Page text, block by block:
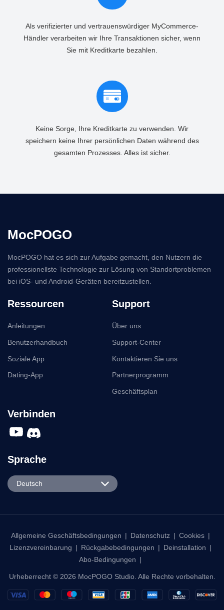
Als verifizierter und vertrauenswürdiger MyCommerce-
Händler verarbeiten wir Ihre Transaktionen sicher, wenn
Sie mit Kreditkarte bezahlen.
Keine Sorge, Ihre Kreditkarte zu verwenden. Wir
speichern keine Ihrer persönlichen Daten während des
gesamten Prozesses. Alles ist sicher.
MocPOGO
MocPOGO hat es sich zur Aufgabe gemacht, den Nutzern die
professionellste Technologie zur Lösung von Standortproblemen
bei iOS- und Android-Geräten bereitzustellen.
Ressourcen
Anleitungen
Benutzerhandbuch
Soziale App
Dating-App
Support
Über uns
Support-Center
Kontaktieren Sie uns
Partnerprogramm
Geschäftsplan
Verbinden
Sprache
Deutsch
Português
日本語
한국어
Deutsch
Allgemeine Geschäftsbedingungen | Datenschutz | Cookies |
Lizenzvereinbarung | Rückgabebedingungen | Deinstallation |
Abo-Bedingungen |
Urheberrecht © 2026 MocPOGO Studio. Alle Rechte vorbehalten.